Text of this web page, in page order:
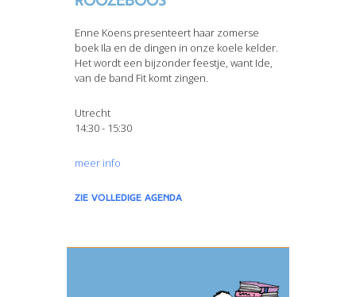
Enne Koens presenteert haar zomerse
boek Ila en de dingen in onze koele kelder.
Het wordt een bijzonder feestje, want Ide,
van de band Fit komt zingen.
Utrecht
14:30 - 15:30
meer info
zie volledige agenda